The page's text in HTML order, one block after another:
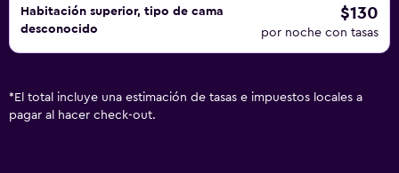
Habitación superior, tipo de cama
desconocido
$130
por noche con tasas
* El total incluye una estimación de tasas e impuestos locales a
pagar al hacer check-out.